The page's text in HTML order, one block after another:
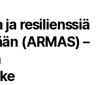
resilienssiä
(ARMAS) –